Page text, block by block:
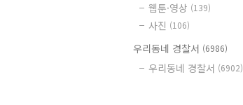
웹툰·영상 (139)
사진 (106)
우리동네 경찰서 (6986)
우리동네 경찰서 (6902)